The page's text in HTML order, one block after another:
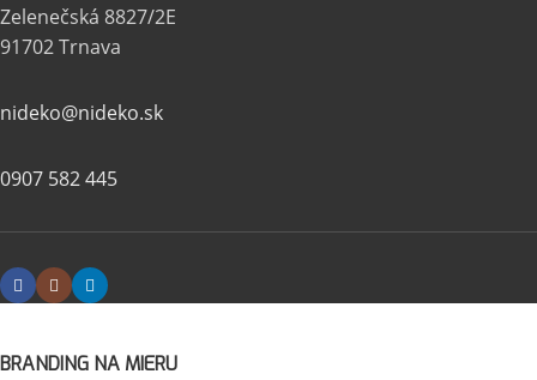
Zelenečská 8827/2E
91702 Trnava
nideko@nideko.sk
0907 582 445
BRANDING NA MIERU